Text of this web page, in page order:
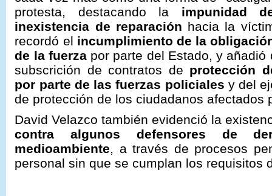
protesta, destacando la impunidad
inexistencia de reparación hacia la
recordó el incumplimiento de la
de la fuerza por parte del Estado, y
subscrición de contratos de protección
por parte de las fuerzas policiales y del
de protección de los ciudadanos afectados
David Velazco también evidenció la
contra algunos defensores de
medioambiente , a través de procesos
personal sin que se cumplan los requisitos